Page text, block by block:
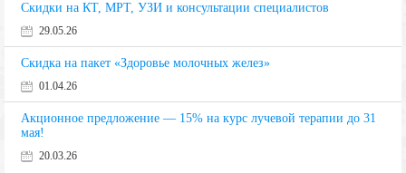
Скидки на КТ, МРТ, УЗИ и консультации специалистов
29.05.26
Скидка на пакет «Здоровье молочных желез»
01.04.26
Акционное предложение — 15% на курс лучевой терапии до 31
мая!
20.03.26